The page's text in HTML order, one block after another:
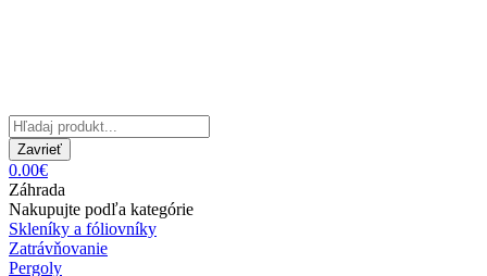
Zavrieť
0.00€
Záhrada
Nakupujte podľa kategórie
Skleníky a fóliovníky
Zatrávňovanie
Pergoly